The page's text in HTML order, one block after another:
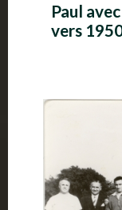
Paul
vers